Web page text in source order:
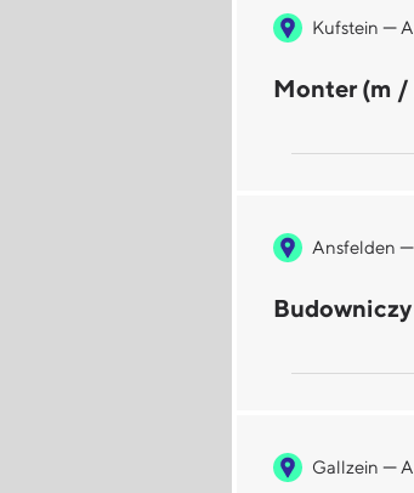
Kufstein —
Monter (m /
Ansfelden —
Gallzein —